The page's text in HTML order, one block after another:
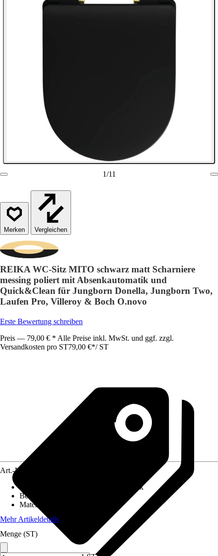
1/11
Vergleichen
REIKA WC-Sitz MITO schwarz matt Scharniere
messing poliert mit Absenkautomatik und
Quick&Clean für Jungborn Donella, Jungborn Two,
Laufen Pro, Villeroy & Boch O.novo
Erste Bewertung schreiben
Preis — 79,00 € * Alle Preise inkl. MwSt. und ggf. zzgl.
Versandkosten pro ST79,00 €*/ ST
Art.-Nr.
Mit Absenkautomatik
Befestigungsart
Material Scharniere
Mehr Artikeldetails
Menge (ST)